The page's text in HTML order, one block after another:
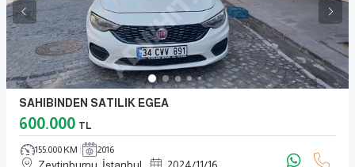
SAHIBINDEN SATILIK EGEA
600.000 TL
155.000 KM 2016